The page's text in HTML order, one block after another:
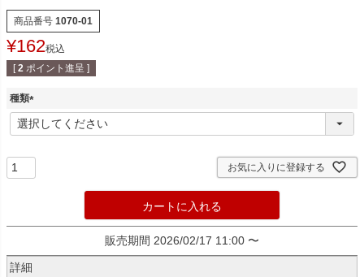
商品番号 1070-01
¥162税込
[ 2 ポイント進呈 ]
種類
(
必
)
お気に入りに登録する
カートに入れる
販売期間 2026/02/17 11:00 〜
詳細